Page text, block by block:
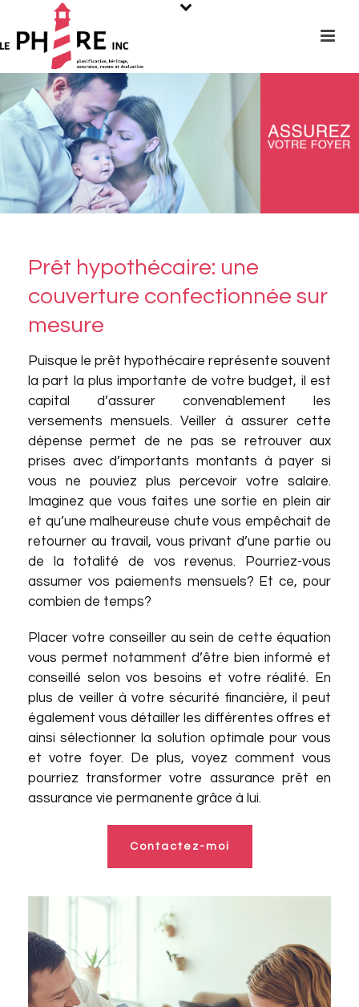
Prêt hypothécaire: une
couverture confectionnée sur
mesure
Puisque le prêt hypothécaire représente souvent
la part la plus importante de votre budget, il est
capital d’assurer convenablement les
versements mensuels. Veiller à assurer cette
dépense permet de ne pas se retrouver aux
prises avec d’importants montants à payer si
vous ne pouviez plus percevoir votre salaire.
Imaginez que vous faites une sortie en plein air
et qu’une malheureuse chute vous empêchait de
retourner au travail, vous privant d’une partie ou
de la totalité de vos revenus. Pourriez-vous
assumer vos paiements mensuels? Et ce, pour
combien de temps?
Placer votre conseiller au sein de cette équation
vous permet notamment d’être bien informé et
conseillé selon vos besoins et votre réalité. En
plus de veiller à votre sécurité financière, il peut
également vous détailler les différentes offres et
ainsi sélectionner la solution optimale pour vous
et votre foyer. De plus, voyez comment vous
pourriez transformer votre assurance prêt en
assurance vie permanente grâce à lui.
Contactez-moi